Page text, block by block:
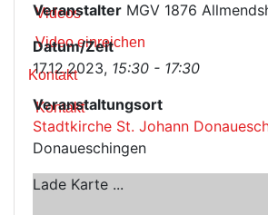
Videos
Video einreichen
Kontakt
Kontakt
Veranstalter MGV 1876
Datum/Zeit
17.12.2023, 15:30 - 17:30
Veranstaltungsort
Stadtkirche St. Johann
Donaueschingen
Lade Karte ...